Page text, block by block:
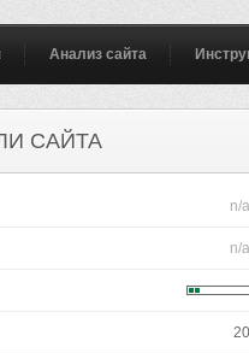
Анализ сайта
САЙТА
n/a
n/a
20